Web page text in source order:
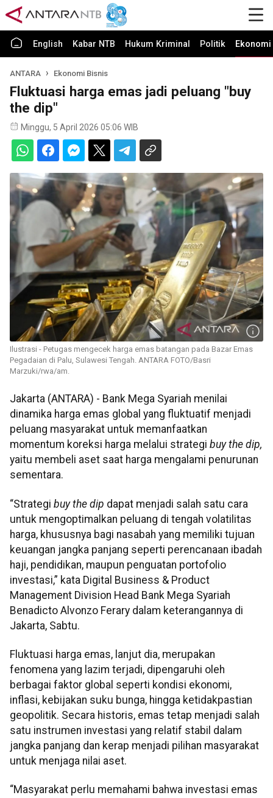
English Kabar NTB Hukum Kriminal Politik
ANTARA Ekonomi Bisnis
Fluktuasi harga emas jadi peluang "buy
the dip"
Minggu, 5 April 2026 05:06 WIB
Ilustrasi - Petugas mengecek harga emas batangan pada Bazar Emas
Pegadaian di Palu, Sulawesi Tengah. ANTARA FOTO/Basri
Marzuki/rwa/am.
Jakarta (ANTARA) - Bank Mega Syariah menilai
dinamika harga emas global yang fluktuatif menjadi
peluang masyarakat untuk memanfaatkan
momentum koreksi harga melalui strategi buy the dip,
yaitu membeli aset saat harga mengalami penurunan
sementara.
“Strategi buy the dip dapat menjadi salah satu cara
untuk mengoptimalkan peluang di tengah volatilitas
harga, khususnya bagi nasabah yang memiliki tujuan
keuangan jangka panjang seperti perencanaan ibadah
haji, pendidikan, maupun penguatan portofolio
investasi,” kata Digital Business & Product
Management Division Head Bank Mega Syariah
Benadicto Alvonzo Ferary dalam keterangannya di
Jakarta, Sabtu.
Fluktuasi harga emas, lanjut dia, merupakan
fenomena yang lazim terjadi, dipengaruhi oleh
berbagai faktor global seperti kondisi ekonomi,
inflasi, kebijakan suku bunga, hingga ketidakpastian
geopolitik. Secara historis, emas tetap menjadi salah
satu instrumen investasi yang relatif stabil dalam
jangka panjang dan kerap menjadi pilihan masyarakat
untuk menjaga nilai aset.
“Masyarakat perlu memahami bahwa investasi emas